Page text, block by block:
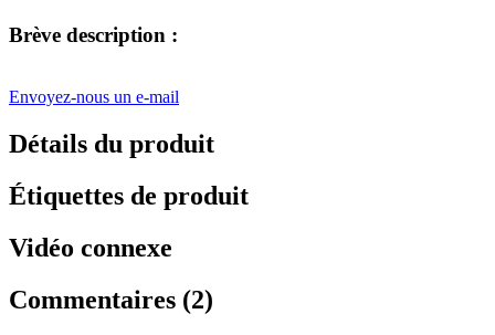
Brève description :
Envoyez-nous un e-mail
Détails du produit
Étiquettes de produit
Vidéo connexe
Commentaires (2)